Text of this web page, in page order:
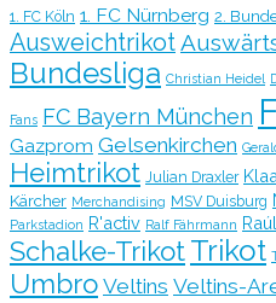
1. FC Köln 1. FC Nürnberg 2.
Ausweichtrikot
Bundesliga Christian Heidel
Fans FC Bayern München
Gazprom Gelsenkirchen
Heimtrikot Julian Draxler
Kärcher Merchandising MSV Duisburg
Parkstadion R'activ Ralf Fährmann Raúl
Schalke-TrikotTrikot
Umbro Veltins Veltins-